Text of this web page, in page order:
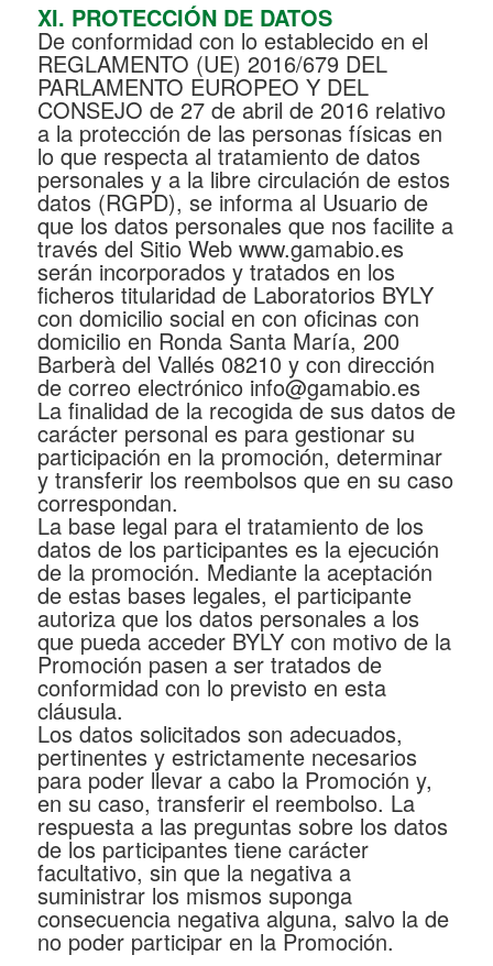
XI. PROTECCIÓN DE DATOS
De conformidad con lo establecido en el
REGLAMENTO (UE) 2016/679 DEL
PARLAMENTO EUROPEO Y DEL
CONSEJO de 27 de abril de 2016 relativo
a la protección de las personas físicas en
lo que respecta al tratamiento de datos
personales y a la libre circulación de estos
datos (RGPD), se informa al Usuario de
que los datos personales que nos facilite a
través del Sitio Web www.gamabio.es
serán incorporados y tratados en los
ficheros titularidad de Laboratorios BYLY
con domicilio social en con oficinas con
domicilio en Ronda Santa María, 200
Barberà del Vallés 08210 y con dirección
de correo electrónico info@gamabio.es
La finalidad de la recogida de sus datos de
carácter personal es para gestionar su
participación en la promoción, determinar
y transferir los reembolsos que en su caso
correspondan.
La base legal para el tratamiento de los
datos de los participantes es la ejecución
de la promoción. Mediante la aceptación
de estas bases legales, el participante
autoriza que los datos personales a los
que pueda acceder BYLY con motivo de la
Promoción pasen a ser tratados de
conformidad con lo previsto en esta
cláusula.
Los datos solicitados son adecuados,
pertinentes y estrictamente necesarios
para poder llevar a cabo la Promoción y,
en su caso, transferir el reembolso. La
respuesta a las preguntas sobre los datos
de los participantes tiene carácter
facultativo, sin que la negativa a
suministrar los mismos suponga
consecuencia negativa alguna, salvo la de
no poder participar en la Promoción.